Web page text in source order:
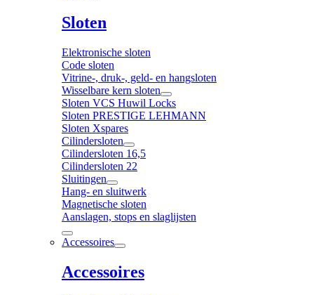
Sloten
Elektronische sloten
Code sloten
Vitrine-, druk-, geld- en hangsloten
Wisselbare kern sloten
Sloten VCS Huwil Locks
Sloten PRESTIGE LEHMANN
Sloten Xspares
Cilindersloten
Cilindersloten 16,5
Cilindersloten 22
Sluitingen
Hang- en sluitwerk
Magnetische sloten
Aanslagen, stops en slaglijsten
Accessoires
Accessoires